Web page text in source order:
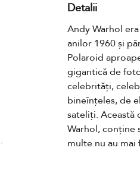
Detalii
Andy Warhol
anilor 1960 și
Polaroid
gigantică de
celebrități,
bineînțeles, de
sateliți. Această
Warhol, conține
multe nu au